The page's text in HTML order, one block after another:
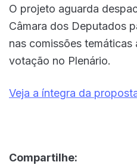
O projeto aguarda
Câmara dos Deputados
nas comissões temáticas
votação no Plenário.
Veja a íntegra da
Compartilhe: